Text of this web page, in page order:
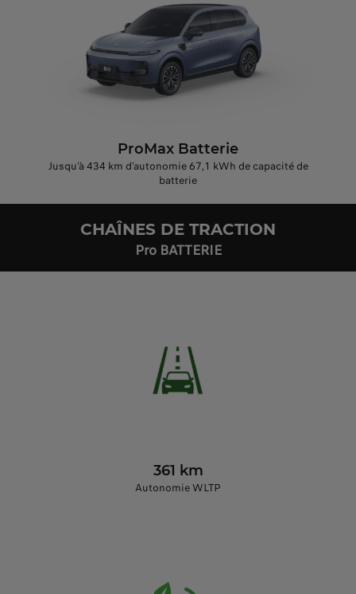
ProMax Batterie
Jusqu’à 434 km d’autonomie 67,1 kWh de capacité de
batterie
CHAÎNES DE TRACTION
Pro BATTERIE
361 km
Autonomie WLTP